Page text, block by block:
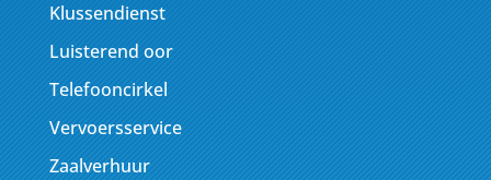
Klussendienst
Luisterend oor
Telefooncirkel
Vervoersservice
Zaalverhuur